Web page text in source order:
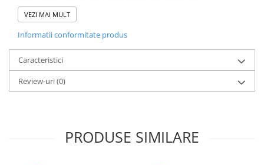
Utilizare optimizată cu MONKEY HEAVY
COMPOUND.
Gama MONKEY este disponibilă în următoarele
configuraţii:
- Heavy Cutting - Red
- Medium Cutting - Orange
Toate pad-urile sunt disponibile în mărimile 3", 5" și
VEZI MAI MULT
Informatii conformitate produs
Caracteristici
Review-uri(0)
PRODUSE SIMILARE